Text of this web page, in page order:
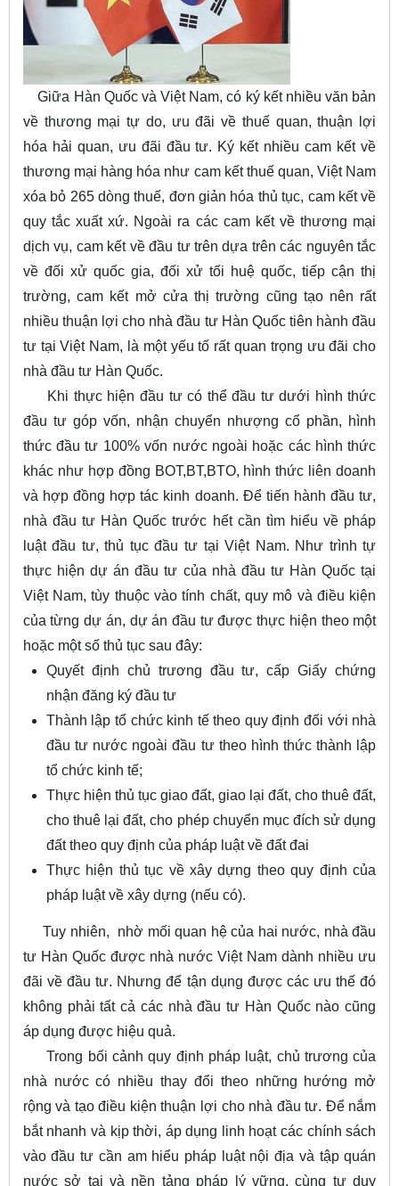
Giữa Hàn Quốc và Việt Nam, có ký kết nhiều văn bản
về thương mại tự do, ưu đãi về thuế quan, thuận lợi
hóa hải quan, ưu đãi đầu tư. Ký kết nhiều cam kết về
thương mại hàng hóa như cam kết thuế quan, Việt Nam
xóa bỏ 265 dòng thuế, đơn giản hóa thủ tục, cam kết về
quy tắc xuất xứ. Ngoài ra các cam kết về thương mại
dịch vụ, cam kết về đầu tư trên dựa trên các nguyên tắc
về đối xử quốc gia, đối xử tối huệ quốc, tiếp cận thị
trường, cam kết mở cửa thị trường cũng tạo nên rất
nhiều thuận lợi cho nhà đầu tư Hàn Quốc tiên hành đầu
tư tại Việt Nam, là một yếu tố rất quan trọng ưu đãi cho
nhà đầu tư Hàn Quốc.
Khi thực hiện đầu tư có thể đầu tư dưới hình thức
đầu tư góp vốn, nhận chuyển nhượng cổ phần, hình
thức đầu tư 100% vốn nước ngoài hoặc các hình thức
khác như hợp đồng BOT,BT,BTO, hình thức liên doanh
và hợp đồng hợp tác kinh doanh. Để tiến hành đầu tư,
nhà đầu tư Hàn Quốc trước hết cần tìm hiểu về pháp
luật đầu tư, thủ tục đầu tư tại Việt Nam. Như trình tự
thực hiện dự án đầu tư của nhà đầu tư Hàn Quốc tại
Việt Nam, tùy thuộc vào tính chất, quy mô và điều kiện
của từng dự án, dự án đầu tư được thực hiện theo một
hoặc một số thủ tục sau đây:
Quyết định chủ trương đầu tư, cấp Giấy chứng
nhận đăng ký đầu tư
Thành lập tổ chức kinh tế theo quy định đối với nhà
đầu tư nước ngoài đầu tư theo hình thức thành lập
tổ chức kinh tế;
Thực hiện thủ tục giao đất, giao lại đất, cho thuê đất,
cho thuê lại đất, cho phép chuyển mục đích sử dụng
đất theo quy định của pháp luật về đất đai
Thực hiện thủ tục về xây dựng theo quy định của
pháp luật về xây dựng (nếu có).
Tuy nhiên, nhờ mối quan hệ của hai nước, nhà đầu
tư Hàn Quốc được nhà nước Việt Nam dành nhiều ưu
đãi về đầu tư. Nhưng để tận dụng được các ưu thế đó
không phải tất cả các nhà đầu tư Hàn Quốc nào cũng
áp dụng được hiệu quả.
Trong bối cảnh quy định pháp luật, chủ trương của
nhà nước có nhiều thay đổi theo những hướng mở
rộng và tạo điều kiện thuận lợi cho nhà đầu tư. Để nắm
bắt nhanh và kịp thời, áp dụng linh hoạt các chính sách
vào đầu tư cần am hiểu pháp luật nội địa và tập quán
nước sở tại và nền tảng pháp lý vững, cùng tư duy